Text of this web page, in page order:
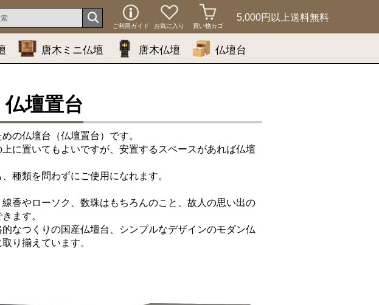
5,000円以上送料無料
ご利用ガイド お気に入り 買い物カゴ
唐木ミニ仏壇 唐木仏壇 仏壇台
壇置台
の仏壇台（仏壇置台）です。
に置いてもよいですが、安置するスペースがあれば仏壇
種類を問わずにご使用になれます。
香やローソク、数珠はもちろんのこと、故人の思い出の
ます。
なつくりの国産仏壇台、シンプルなデザインのモダン仏
り揃えています。